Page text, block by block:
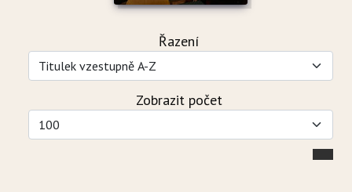
Řazení
Zobrazit počet